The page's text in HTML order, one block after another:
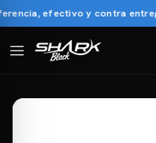
efectivo y contra entrega